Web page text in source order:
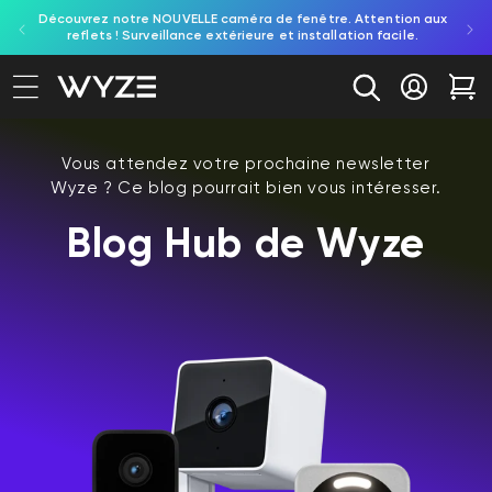
au contenu
d'accessibilité
Découvrez notre NOUVELLE caméra de fenêtre. Attention aux
reflets ! Surveillance extérieure et installation facile.
Se
Vous attendez votre prochaine newsletter
Wyze ? Ce blog pourrait bien vous intéresser.
Blog Hub de Wyze